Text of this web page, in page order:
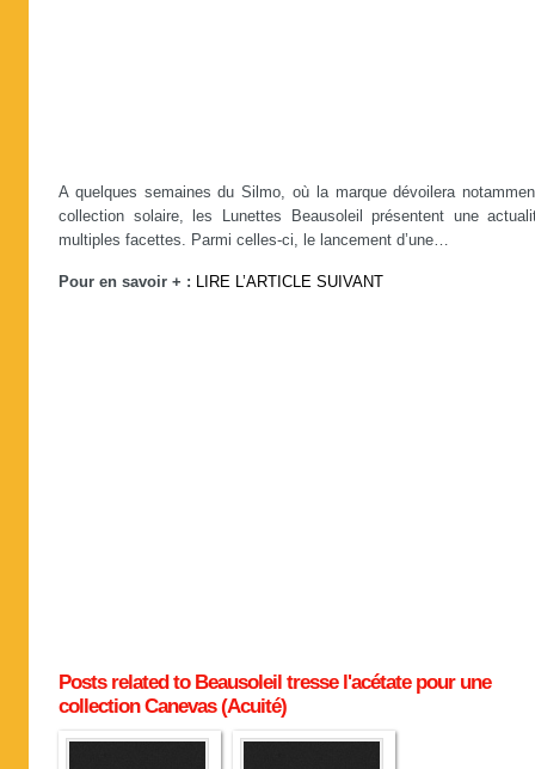
A quelques semaines du Silmo, où la marque dévoilera
collection solaire, les Lunettes Beausoleil présentent une
multiples facettes. Parmi celles-ci, le lancement d’une…
Pour en savoir + : LIRE L’ARTICLE SUIVANT
Posts related to Beausoleil tresse l'acétate pour une
collection Canevas (Acuité)